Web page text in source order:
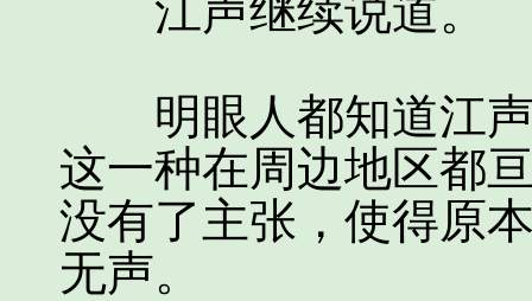
江声继续说道。
明眼人都知道江声
这一种在周边地区都
没有了主张，使得原
无声。